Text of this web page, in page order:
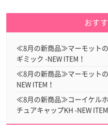
おす
≪8月の新商品≫マーモット
ギミック -NEW ITEM！
≪8月の新商品≫マーモット
NEW ITEM！
≪8月の新商品≫コーイケル
チュアキャップKH -NEW ITEM